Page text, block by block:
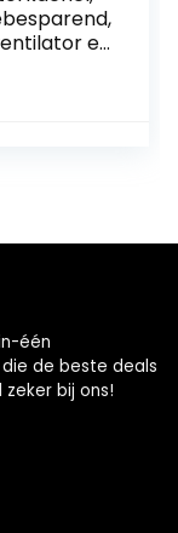
en
thuis,
hoog 110
één
de beste deals
bij ons!